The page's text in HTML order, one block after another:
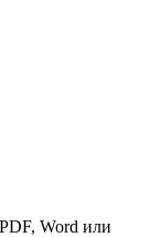
Word или